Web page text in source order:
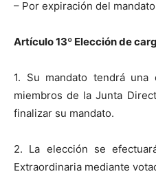
– Por expiración del
Artículo 13º Elección de
1. Su mandato tendrá
miembros de la Junta
finalizar su mandato.
2. La elección se
Extraordinaria mediante